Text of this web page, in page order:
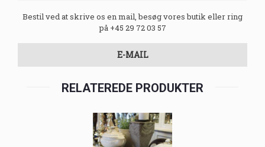
Bestil ved at skrive os en mail, besøg vores butik eller ring
på +45 29 72 03 57
E-MAIL
RELATEREDE PRODUKTER